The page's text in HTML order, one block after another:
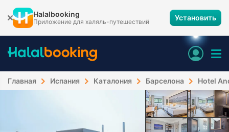
Halalbooking
Приложение для халяль-путешествий Установить
Главная Испания Каталония Барселона Hotel